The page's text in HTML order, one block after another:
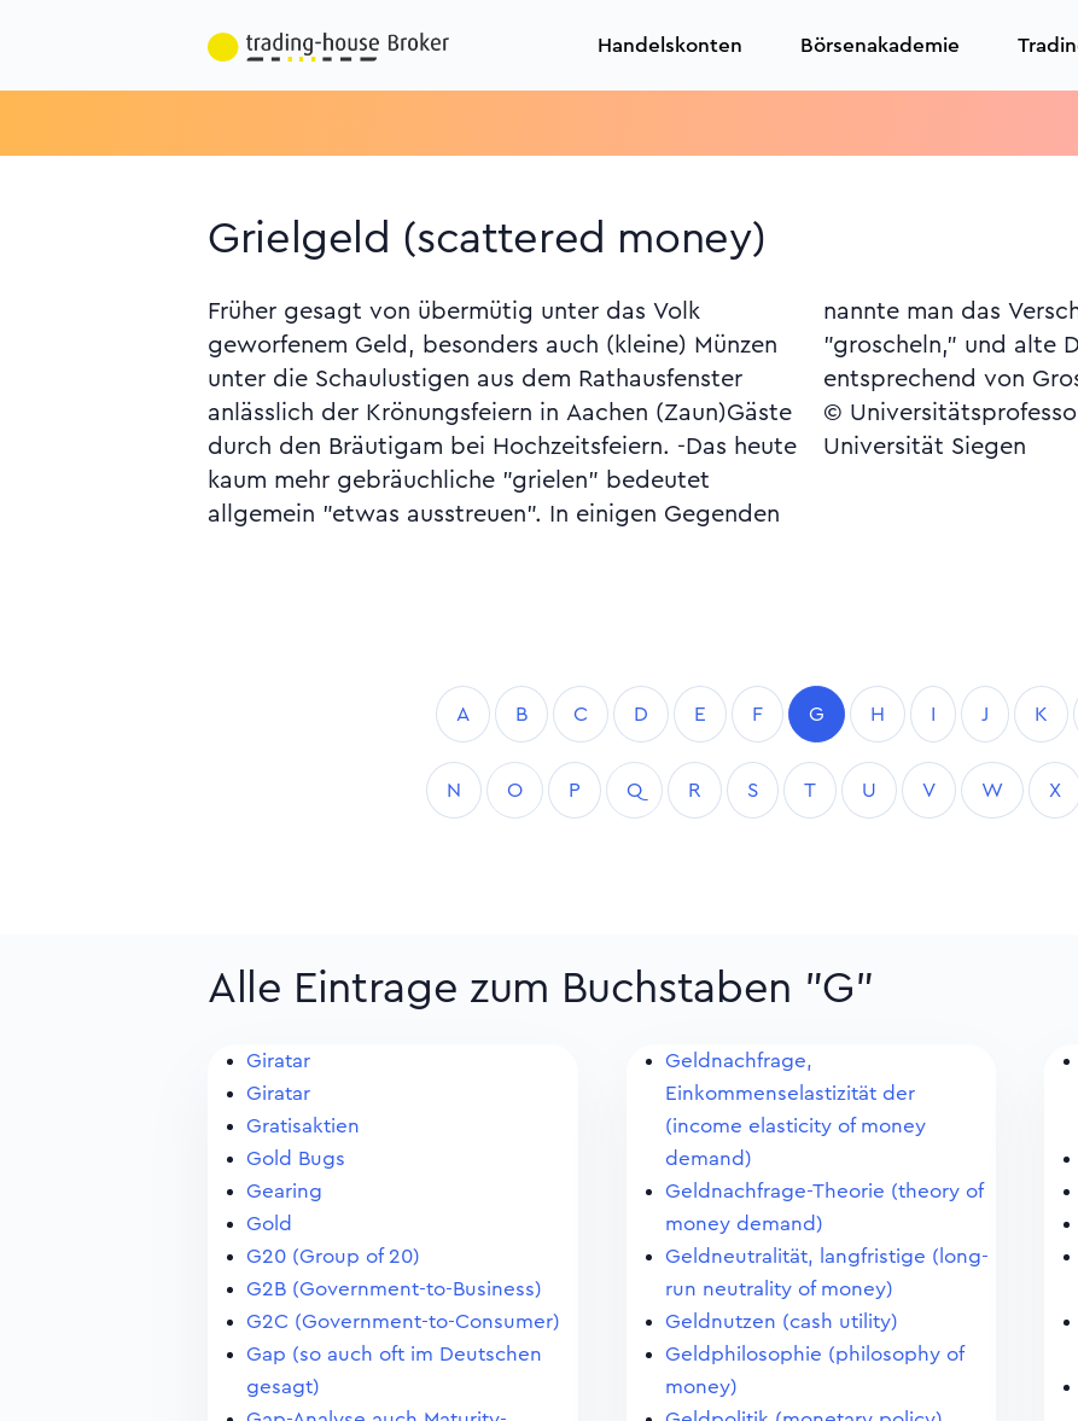
Handelskonten Börsenakademie
Grielgeld (scattered money)
Früher gesagt von übermütig unter das Volk
geworfenem Geld, besonders auch (kleine) Münzen
unter die Schaulustigen aus dem Rathausfenster
anlässlich der Krönungsfeiern in Aachen (Zaun)Gäste
durch den Bräutigam bei Hochzeitsfeiern. -Das heute
kaum mehr gebräuchliche "grielen" bedeutet
allgemein "etwas ausstreuen". In einigen Gegenden
nannte man das Verschleudern von Münzen auch
"groscheln," und alte Dokumente berichten
entsprechend von
©
Universität Siegen
A B C D E F G H I J K
N O P Q R S T U V W X
Alle Eintrage zum Buchstaben "G"
Giratar
Giratar
Gratisaktien
Gold Bugs
Gearing
Gold
G20 (Group of 20)
G2B (Government-to-Business)
G2C (Government-to-Consumer)
Gap (so auch oft im Deutschen
gesagt)
Geldnachfrage,
Einkommenselastizität der
(income elasticity of money
demand)
Geldnachfrage-Theorie (theory of
money demand)
Geldneutralität, langfristige (long-
run neutrality of money)
Geldnutzen (cash utility)
Geldphilosophie (philosophy of
money)